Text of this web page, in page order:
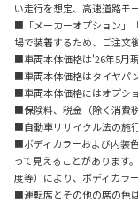
い走行を想定、高速道路モ
■「メーカーオプション」
場で装着するため、ご注文
■車両本体価格は'26年5月
■車両本体価格はタイヤパ
■車両本体価格にはオプシ
■保険料、税金（除く消費
■自動車リサイクル法の施
■ボディカラーおよび内装
って見えることがあります
度等）により、ボディカラ
■運転席とその他の席の色